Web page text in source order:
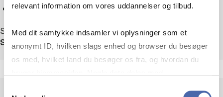
relevant information om vores uddannelser og tilbud.
Med dit samtykke indsamler vi oplysninger som et
anonymt ID, hvilken slags enhed og browser du besøger
os med, hvilket land du besøger os fra, og hvordan du
Reset
Showing 75 out of 75 news
Sortér efter